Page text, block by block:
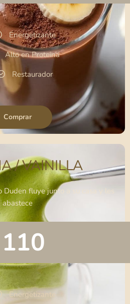
Energetizante
Alto en Proteina
Restaurador
Comprar
/ VAINILLA
fluye junto a su casa y les
abastece
110
Energetizante